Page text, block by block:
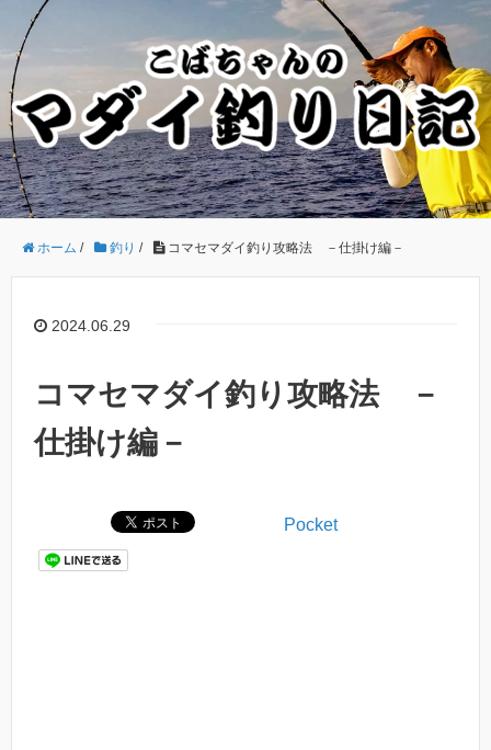
ホーム / 釣り / コマセマダイ釣り攻略法 －仕掛け編－
2024.06.29
コマセマダイ釣り攻略法 －
仕掛け編－
Pocket